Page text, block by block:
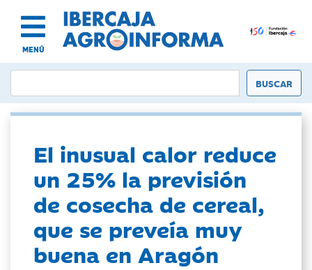
MENÚ
El inusual calor reduce
un 25% la previsión
de cosecha de cereal,
que se preveía muy
buena en Aragón